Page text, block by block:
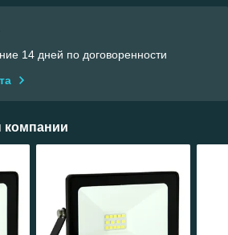
14 дней по договоренности